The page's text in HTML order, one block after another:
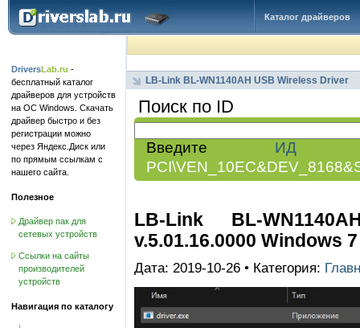
Каталог драйверов
DriversLab.ru -
бесплатный каталог
драйверов для устройств
на ОС Windows. Скачать
драйвер быстро и без
регистрации можно
через Яндекс.Диск или
по прямым ссылкам с
нашего сайта.
Полезное
Драйвер пак для
сетевых устройств
Ссылки на сайты
производителей
устройств
Навигация по каталогу
LB-Link BL-WN1140AH USB Wireless Driver
Поиск по ID
Введите ИД
LB-Link BL-
v.5.01.16.0000 Windows
Дата: 2019-10-26 • Категория: